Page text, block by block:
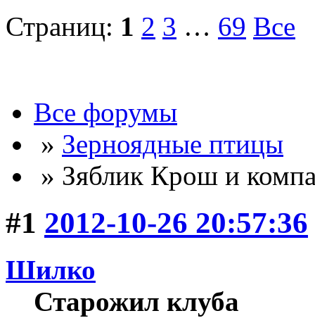
Страниц: 1 2 3 … 69 Все
Все форумы
» Зерноядные птицы
» Зяблик Крош и
#1 2012-10-26 20:57:36
Шилко
Старожил клуба